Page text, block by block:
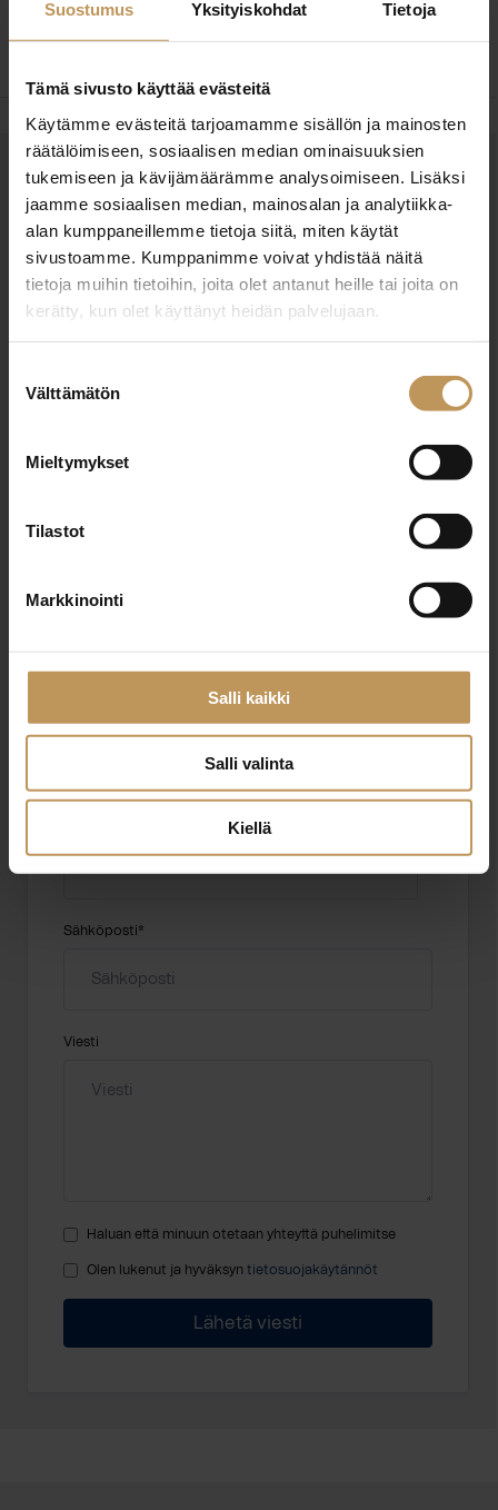
Suostumus Yksityiskohdat Tietoja
Tämä sivusto käyttää evästeitä
Käytämme evästeitä tarjoamamme sisällön ja mainosten
räätälöimiseen, sosiaalisen median ominaisuuksien
tukemiseen ja kävijämäärämme analysoimiseen. Lisäksi
jaamme sosiaalisen median, mainosalan ja analytiikka-
alan kumppaneillemme tietoja siitä, miten käytät
sivustoamme. Kumppanimme voivat yhdistää näitä
tietoja muihin tietoihin, joita olet antanut heille tai joita on
kerätty, kun olet käyttänyt heidän palvelujaan.
valinta
Välttämätön
Mieltymykset
Tilastot
Markkinointi
Salli kaikki
Salli valinta
Kiellä
kiinteistökaupoissa. Kotisivut: www.elinamaki.fi
OTA YHTEYTTÄ
Miten voin auttaa
asuntoasioissa?
Jätä yhteystietosi, niin otan yhteyttä
Sähköposti*
Viesti
Haluan että minuun otetaan yhteyttä puhelimitse
Olen lukenut ja hyväksyn tietosuojakäytännöt